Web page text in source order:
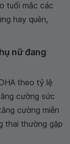
tuổi mắc các
hay quên,
nữ đang
theo tỷ lệ
cường sức
cường miễn
thai thường gặp